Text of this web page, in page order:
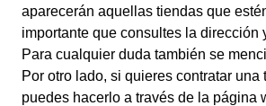
aparecerán aquellas tiendas que
importante que consultes la dirección
Para cualquier duda también se
Por otro lado, si quieres contratar una
puedes hacerlo a través de la página